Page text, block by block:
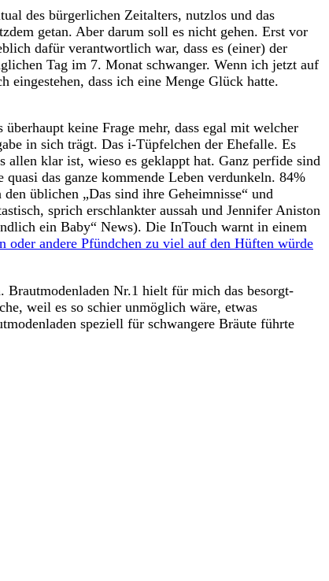
des bürgerlichen Zeitalters, nutzlos und das
getan. Aber darum soll es nicht gehen. Erst vor
dafür verantwortlich war, dass es (einer) der
Tag im 7. Monat schwanger. Wenn ich jetzt auf
dass ich eine Menge Glück hatte.
keine Frage mehr, dass egal mit welcher
in sich trägt. Das i-Tüpfelchen der Ehefalle. Es
allen klar ist, wieso es geklappt hat. Ganz perfide sind
das ganze kommende Leben verdunkeln. 84%
üblichen „Das sind ihre Geheimnisse“ und
sprich erschlankter aussah und Jennifer Aniston
ein Baby“ News). Die InTouch warnt in einem
oder andere Pfündchen zu viel auf den Hüften würde
Brautmodenladen Nr.1 hielt für mich das besorgt-
weil es so schier unmöglich wäre, etwas
speziell für schwangere Bräute führte